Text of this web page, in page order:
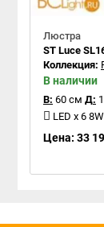
Люстра
ST Luce
Коллекция:
В наличии
В: 60 см Д:
LED x 6
Цена: 33